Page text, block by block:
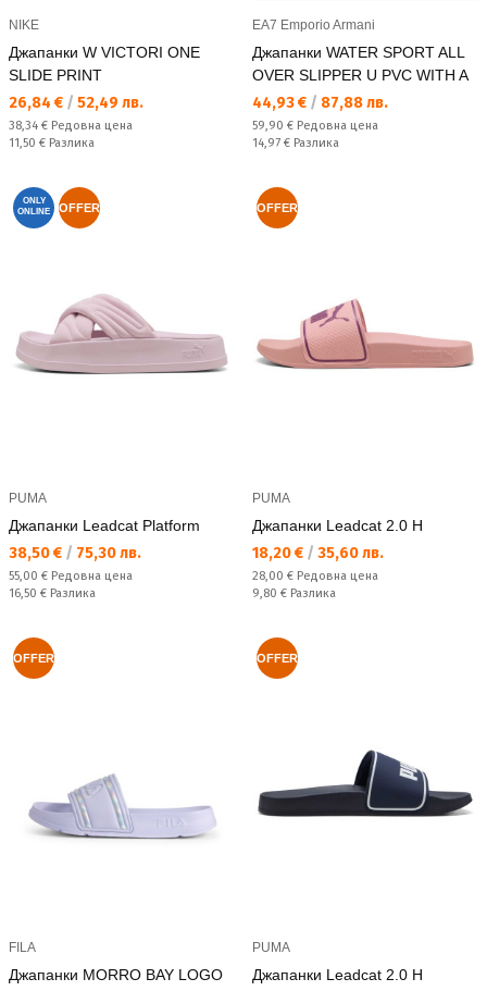
NIKE
Джапанки W VICTORI ONE
SLIDE PRINT
Текуща цена:
26,84 € / 52,49 лв.
Редовна цена:
38,34 € Редовна цена
Спестявате:
11,50 € Разлика
EA7 Emporio Armani
Джапанки WATER SPORT ALL
OVER SLIPPER U PVC WITH A
Текуща цена:
44,93 € / 87,88 лв.
Редовна цена:
59,90 € Редовна цена
Спестявате:
14,97 € Разлика
ONLY
ONLINE
OFFER
PUMA
Джапанки Leadcat Platform
Текуща цена:
38,50 € / 75,30 лв.
Редовна цена:
55,00 € Редовна цена
Спестявате:
16,50 € Разлика
OFFER
PUMA
Джапанки Leadcat 2.0 H
Текуща цена:
18,20 € / 35,60 лв.
Редовна цена:
28,00 € Редовна цена
Спестявате:
9,80 € Разлика
OFFER
FILA
Джапанки MORRO BAY LOGO
OFFER
PUMA
Джапанки Leadcat 2.0 H